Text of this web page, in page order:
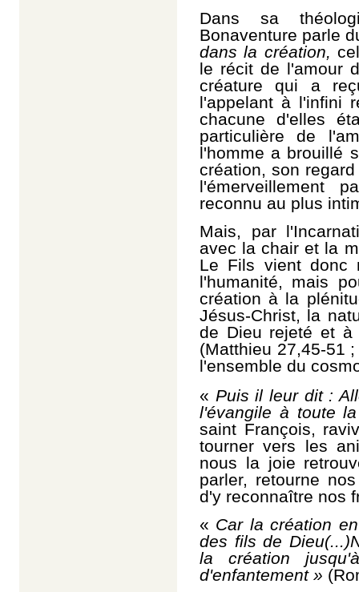
Dans sa
Bonaventure parle
dans la création,
le récit de l'amour
créature qui a
l'appelant à l'infini
chacune d'elles
particulière de
l'homme a brouillé
création, son
l'émerveillement
reconnu au plus
Mais, par
avec la chair et la
Le Fils vient donc
l'humanité, mais
création à la
Jésus-Christ, la
de Dieu rejeté et à
(Matthieu 27,45-51
l'ensemble du
« Puis il leur dit :
l'évangile à toute
saint François,
tourner vers les
nous la joie
parler, retourne
d'y reconnaître nos
« Car la création
des fils de
la création
d'enfantement »